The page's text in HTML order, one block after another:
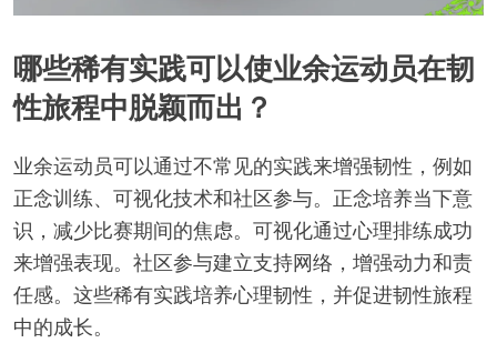
哪些稀有实践可以使业余运动员在韧
性旅程中脱颖而出？
业余运动员可以通过不常见的实践来增强韧性，例如
正念训练、可视化技术和社区参与。正念培养当下意
识，减少比赛期间的焦虑。可视化通过心理排练成功
来增强表现。社区参与建立支持网络，增强动力和责
任感。这些稀有实践培养心理韧性，并促进韧性旅程
中的成长。